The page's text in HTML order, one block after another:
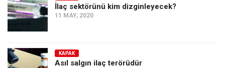
İlaç sektörünü kim dizginleyecek?
11 MAY, 2020
KAPAK
Asıl salgın ilaç terörüdür